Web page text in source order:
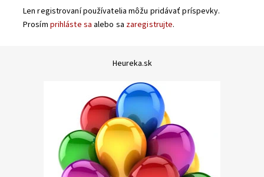
Len registrovaní používatelia môžu pridávať príspevky.
Prosím prihláste sa alebo sa zaregistrujte.
Heureka.sk